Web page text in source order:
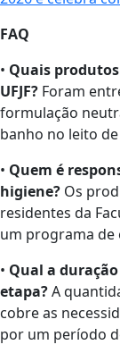
FAQ
• Quais
UFJF? Foram
formulação
banho no leito
• Quem é
higiene? Os
residentes da
um programa de
• Qual a
etapa?A
cobre as
por um período